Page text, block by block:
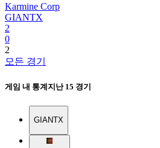
Karmine Corp
GIANTX
2
0
2
모든 경기
게임 내 통계 지난 15 경기
GIANTX